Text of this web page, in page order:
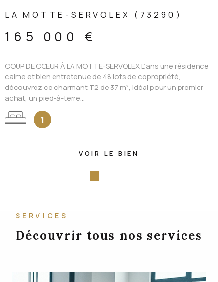
LA MOTTE-SERVOLEX (73290)
165 000 €
COUP DE CŒUR À LA MOTTE-SERVOLEX Dans une résidence
calme et bien entretenue de 48 lots de copropriété,
découvrez ce charmant T2 de 37 m², idéal pour un premier
achat, un pied-à-terre...
1
VOIR LE BIEN
SERVICES
Découvrir tous nos services